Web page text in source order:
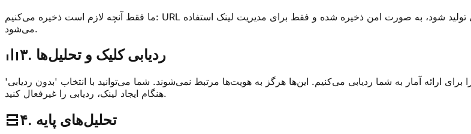
ما فقط آنچه لازم است ذخیره می‌کنیم: URL اصلی، کد کوتاه، تنظیمات انقضا، رمز عبور اختیاری و حالت کنترل. اگر کد مخفی تولید شود، به صورت امن ذخیره شده و فقط برای مدیریت لینک استفاده
می‌شود.
۳. ردیابی کلیک و تحلیل‌ها
ارائه آمار به شما ردیابی می‌کنیم. این‌ها هرگز به هویت‌ها مرتبط نمی‌شوند. شما می‌توانید با انتخاب 'بدون ردیابی'
هنگام ایجاد لینک، ردیابی را غیرفعال کنید.
۴. تحلیل‌های پایه